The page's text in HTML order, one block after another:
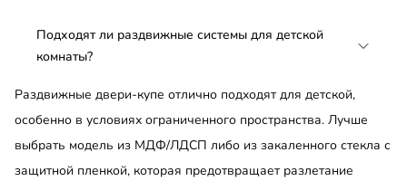
Подходят ли раздвижные системы для детской
комнаты?
Раздвижные двери-купе отлично подходят для детской,
особенно в условиях ограниченного пространства. Лучше
выбрать модель из МДФ/ЛДСП либо из закаленного стекла с
защитной пленкой, которая предотвращает разлетание